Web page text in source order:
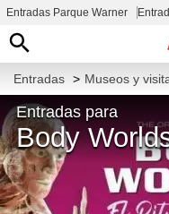
Entradas Parque Warner
Entradas > Museos y
Entradas para
Body